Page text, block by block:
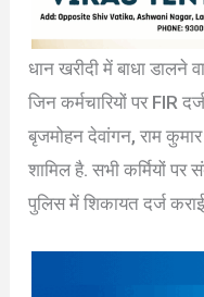
धान खरीदी में बाधा डालने
जिन कर्मचारियों पर FIR
बृजमोहन देवांगन, राम
शामिल है. सभी कर्मियों
पुलिस में शिकायत दर्ज